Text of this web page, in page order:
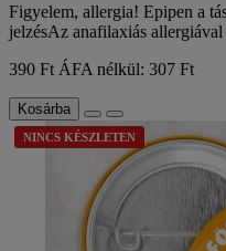
Figyelem, allergia! Epipen a
jelzésAz anafilaxiás
390 Ft ÁFA nélkül: 307 Ft
Kosárba
NINCS KÉSZLETEN